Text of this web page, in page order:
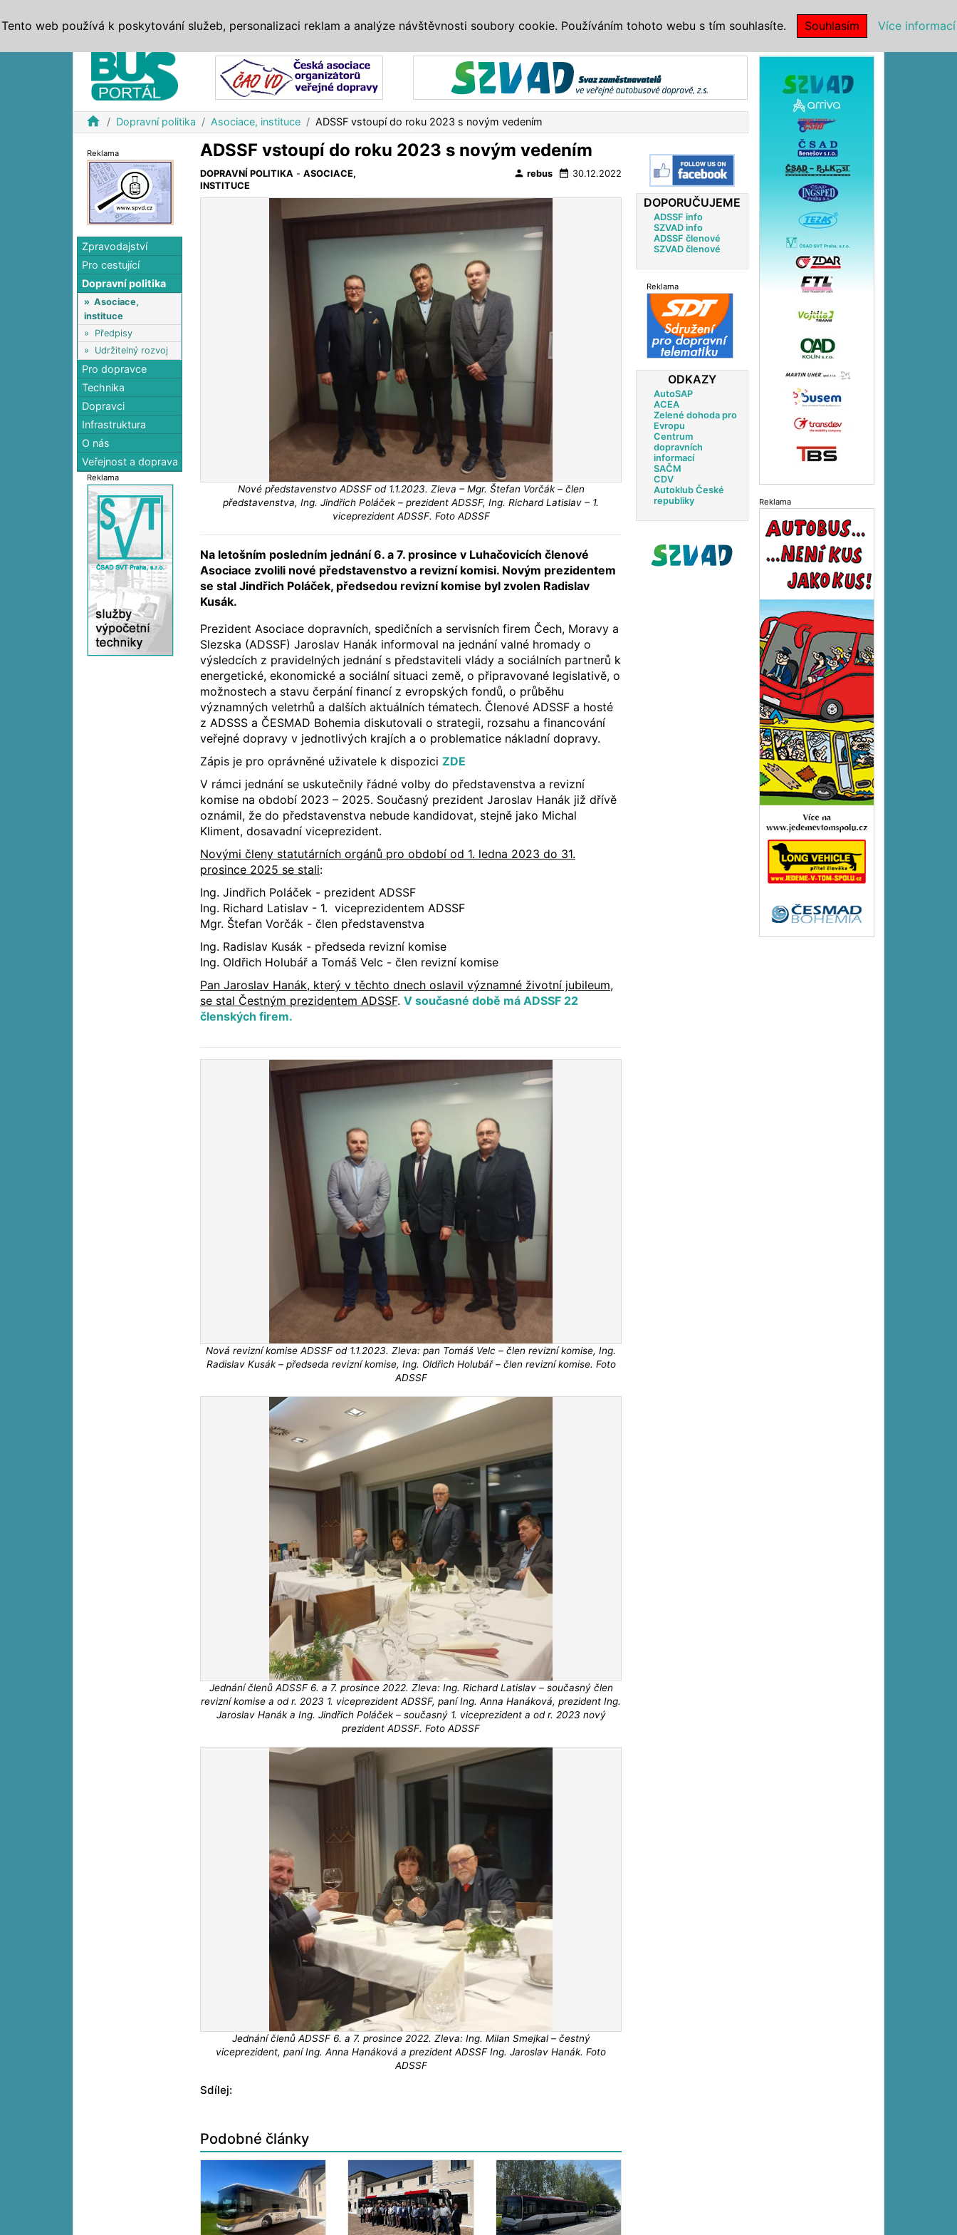
home Dopravní politika Asociace, instituce ADSSF vstoupí do roku 2023 s novým vedením
Reklama
Zpravodajství
Pro cestující
Dopravní politika
» Asociace,
instituce
» Předpisy
» Udržitelný rozvoj
Pro dopravce
Technika
Dopravci
Infrastruktura
O nás
Veřejnost a doprava
Reklama
ADSSF vstoupí do roku 2023 s novým vedením
DOPRAVNÍ POLITIKA -ASOCIACE,
INSTITUCE
person rebus date_range 30.12.2022
Nové představenstvo ADSSF od 1.1.2023. Zleva – Mgr. Štefan Vorčák – člen
představenstva, Ing. Jindřich Poláček – prezident ADSSF, Ing. Richard Latislav – 1.
viceprezident ADSSF. Foto ADSSF
Na letošním posledním jednání 6. a 7. prosince v Luhačovicích členové
Asociace zvolili nové představenstvo a revizní komisi. Novým prezidentem
se stal Jindřich Poláček, předsedou revizní komise byl zvolen Radislav
Kusák.
Prezident Asociace dopravních, spedičních a servisních firem Čech, Moravy a
Slezska (ADSSF) Jaroslav Hanák informoval na jednání valné hromady o
výsledcích z pravidelných jednání s představiteli vlády a sociálních partnerů k
energetické, ekonomické a sociální situaci země, o připravované legislativě, o
možnostech a stavu čerpání financí z evropských fondů, o průběhu
významných veletrhů a dalších aktuálních tématech. Členové ADSSF a hosté
z ADSSS a ČESMAD Bohemia diskutovali o strategii, rozsahu a financování
veřejné dopravy v jednotlivých krajích a o problematice nákladní dopravy.
Zápis je pro oprávněné uživatele k dispoziciZDE
V rámci jednání se uskutečnily řádné volby do představenstva a revizní
komise na období 2023 – 2025. Současný prezident Jaroslav Hanák již dřívě
oznámil, že do představenstva nebude kandidovat, stejně jako Michal
Kliment, dosavadní viceprezident.
Novými členy statutárních orgánů pro období od 1. ledna 2023 do 31.
prosince 2025 se stali:
Ing. Jindřich Poláček - prezident ADSSF
Ing. Richard Latislav - 1. viceprezidentem ADSSF
Mgr. Štefan Vorčák - člen představenstva
Ing. Radislav Kusák - předseda revizní komise
Ing. Oldřich Holubář a Tomáš Velc - člen revizní komise
Pan Jaroslav Hanák, který v těchto dnech oslavil významné životní jubileum,
se stal Čestným prezidentem ADSSF.V současné době má ADSSF 22
členských firem.
Nová revizní komise ADSSF od 1.1.2023. Zleva: pan Tomáš Velc – člen revizní komise, Ing.
Radislav Kusák – předseda revizní komise, Ing. Oldřich Holubář – člen revizní komise. Foto
ADSSF
Jednání členů ADSSF 6. a 7. prosince 2022. Zleva: Ing. Richard Latislav – současný člen
revizní komise a od r. 2023 1. viceprezident ADSSF, paní Ing. Anna Hanáková, prezident Ing.
Jaroslav Hanák a Ing. Jindřich Poláček – současný 1. viceprezident a od r. 2023 nový
prezident ADSSF. Foto ADSSF
Jednání členů ADSSF 6. a 7. prosince 2022. Zleva: Ing. Milan Smejkal – čestný
viceprezident, paní Ing. Anna Hanáková a prezident ADSSF Ing. Jaroslav Hanák. Foto
ADSSF
Sdílej:
Podobné články
DOPORUČUJEME
ADSSF info
SZVAD info
ADSSF členové
SZVAD členové
Reklama
ODKAZY
AutoSAP
ACEA
Zelené dohoda pro
Evropu
Centrum
dopravních
informací
SAČM
CDV
Autoklub České
republiky
Reklama
Tento web používá k poskytování služeb, personalizaci reklam a analýze návštěvnosti soubory cookie. Používáním tohoto webu s tím souhlasíte. Souhlasím Více informací